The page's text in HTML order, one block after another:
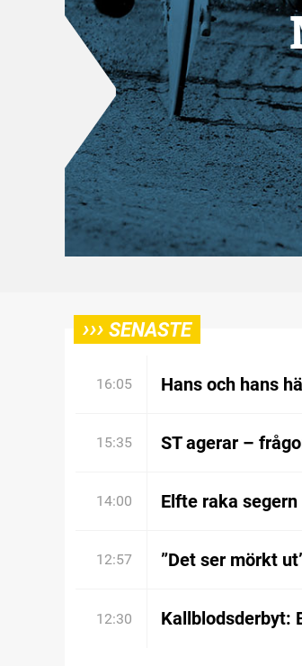
››› SENASTE
16:05 Hans och hans
15:35 ST agerar –
14:00 Elfte raka segern
12:57 ”Det ser mörkt
12:30 Kallblodsderbyt: